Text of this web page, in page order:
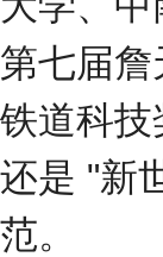
第七届
铁道科
还是 "新
范。